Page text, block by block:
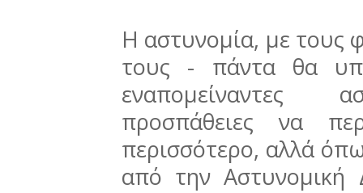
Η αστυνομία, με τους
τους - πάντα θα
εναπομείναντες
προσπάθειες να
περισσότερο, αλλά
από την